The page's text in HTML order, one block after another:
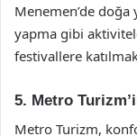
Menemen’de
yapma gibi
festivallere
5. Metro
Metro Turizm,